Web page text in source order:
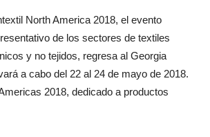
North America 2018, el evento
de los sectores de textiles
y no tejidos, regresa al Georgia
a cabo del 22 al 24 de mayo de 2018.
2018, dedicado a productos